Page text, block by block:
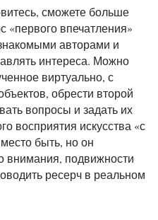
сможете больше
впечатления»
авторами и
интереса. Можно
виртуально, с
обрести второй
вопросы и задать их
восприятия искусства «с
быть, но он
внимания, подвижности
ресерч в реальном